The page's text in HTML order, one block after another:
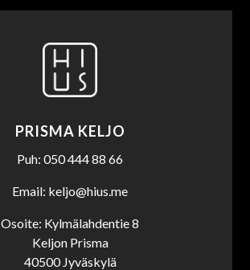
PRISMA KELJO
Puh: 050 444 88 66
Email: keljo@hius.me
Osoite: Kylmälahdentie 8
Keljon Prisma
40500 Jyväskylä